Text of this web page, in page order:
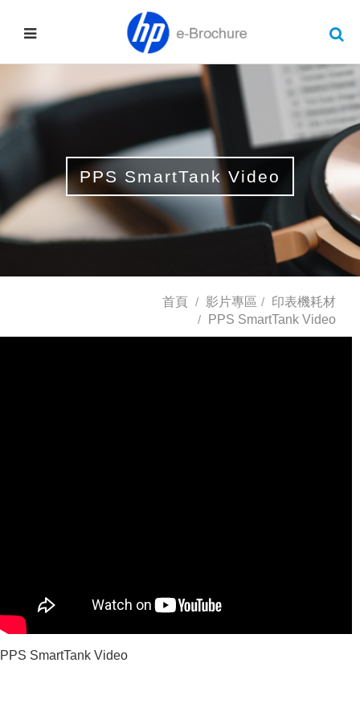
PPS SmartTank Video
首頁 影片專區
印表機耗材
PPS SmartTank Video
PPS SmartTank Video